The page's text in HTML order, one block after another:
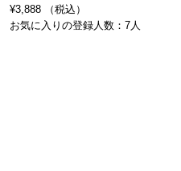
¥3,888 （税込）
お気に入りの登録人数：7人